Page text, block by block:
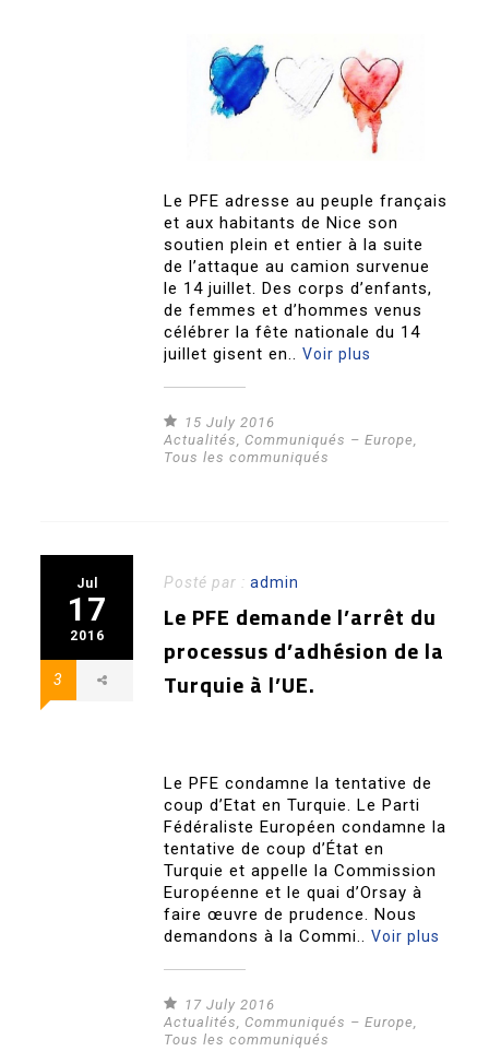
Le PFE adresse au peuple français
et aux habitants de Nice son
soutien plein et entier à la suite
de l’attaque au camion survenue
le 14 juillet. Des corps d’enfants,
de femmes et d’hommes venus
célébrer la fête nationale du 14
juillet gisent en..Voir plus
15 July 2016
Actualités, Communiqués – Europe,
Tous les communiqués
Jul
17
2016
3
Posté par :admin
Le PFE demande l’arrêt du
processus d’adhésion de la
Turquie à l’UE.
Le PFE condamne la tentative de
coup d’Etat en Turquie. Le Parti
Fédéraliste Européen condamne la
tentative de coup d’État en
Turquie et appelle la Commission
Européenne et le quai d’Orsay à
faire œuvre de prudence. Nous
demandons à la Commi..Voir plus
17 July 2016
Actualités, Communiqués – Europe,
Tous les communiqués